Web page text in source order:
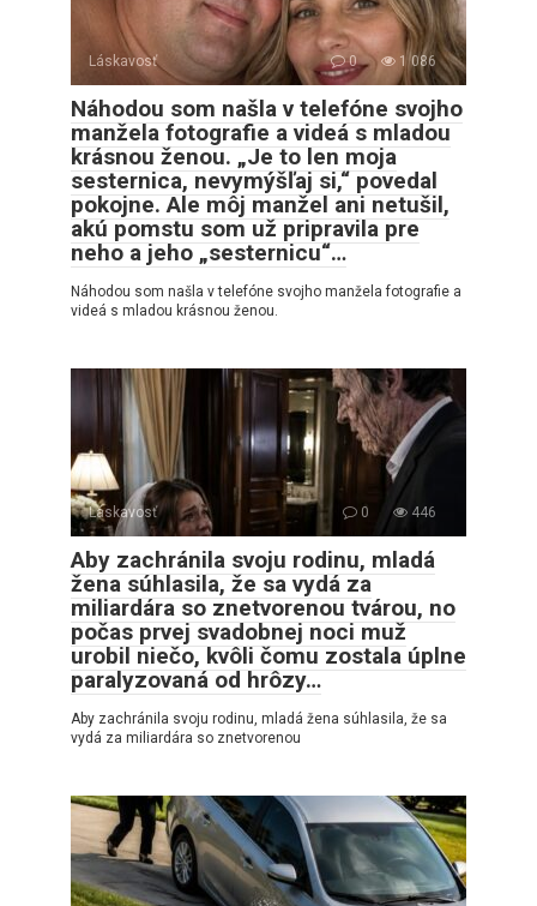
Láskavosť 0 1 086
Náhodou som našla v telefóne svojho
manžela fotografie a videá s mladou
krásnou ženou. „Je to len moja
sesternica, nevymýšľaj si,“ povedal
pokojne. Ale môj manžel ani netušil,
akú pomstu som už pripravila pre
neho a jeho „sesternicu“…
Náhodou som našla v telefóne svojho manžela fotografie a
videá s mladou krásnou ženou.
Láskavosť 0 446
Aby zachránila svoju rodinu, mladá
žena súhlasila, že sa vydá za
miliardára so znetvorenou tvárou, no
počas prvej svadobnej noci muž
urobil niečo, kvôli čomu zostala úplne
paralyzovaná od hrôzy…
Aby zachránila svoju rodinu, mladá žena súhlasila, že sa
vydá za miliardára so znetvorenou